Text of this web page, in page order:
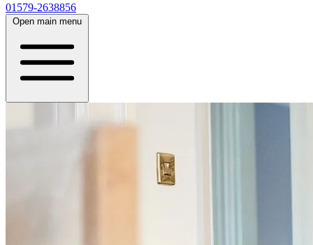
01579-2638856
Open main menu